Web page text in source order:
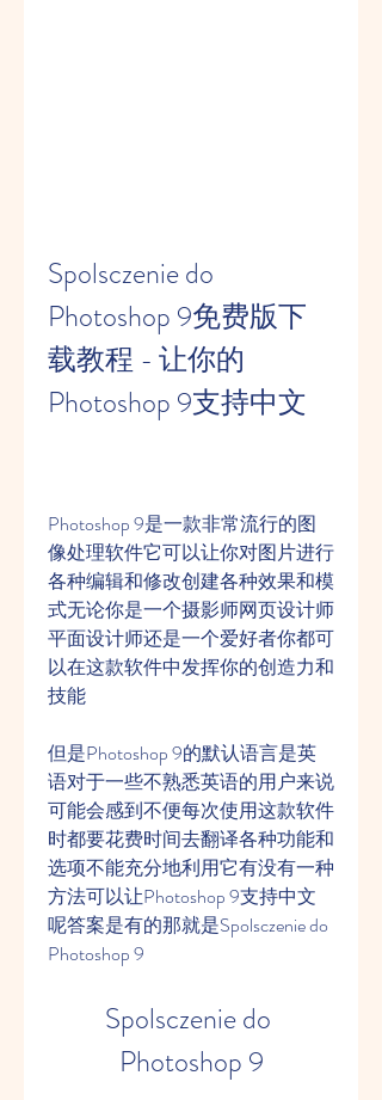
Spolsczenie do
Photoshop 9免费版下
载教程 - 让你的
Photoshop 9支持中文
Photoshop 9是一款非常流行的图
像处理软件它可以让你对图片进行
各种编辑和修改创建各种效果和模
式无论你是一个摄影师网页设计师
平面设计师还是一个爱好者你都可
以在这款软件中发挥你的创造力和
技能
但是Photoshop 9的默认语言是英
语对于一些不熟悉英语的用户来说
可能会感到不便每次使用这款软件
时都要花费时间去翻译各种功能和
选项不能充分地利用它有没有一种
方法可以让Photoshop 9支持中文
呢答案是有的那就是Spolsczenie do
Photoshop 9
Spolsczenie do
Photoshop 9